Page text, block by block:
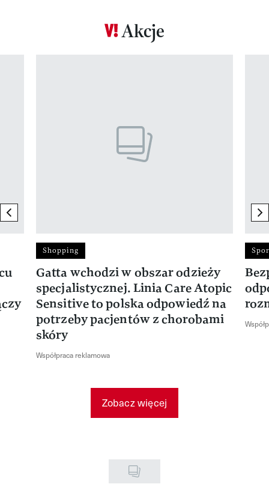
Akcje
previous element
Shopping
Gatta wchodzi w obszar odzieży
specjalistycznej. Linia Care Atopic
Sensitive to polska odpowiedź na
potrzeby pacjentów z chorobami
skóry
Współpraca reklamowa
Zobacz więcej